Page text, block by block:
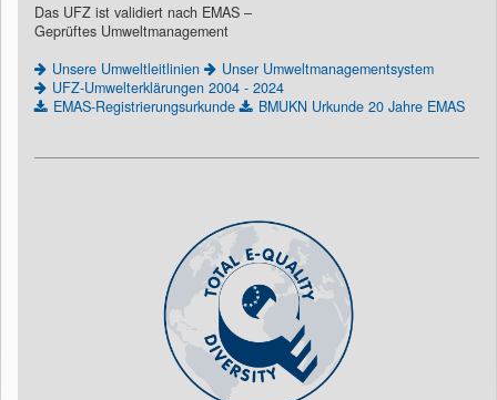
Das UFZ ist validiert nach EMAS –
Geprüftes Umweltmanagement
Unsere Umweltleitlinien
Unser Umweltmanagementsystem
UFZ-Umwelterklärungen 2004 - 2024
EMAS-Registrierungsurkunde
BMUKN Urkunde 20 Jahre EMAS